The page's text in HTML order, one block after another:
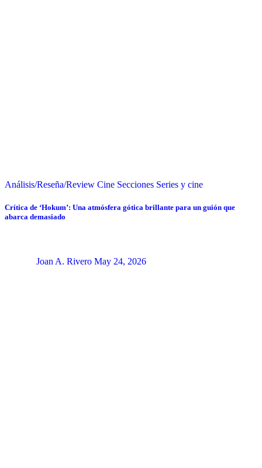
Análisis/Reseña/Review Cine Secciones Series y cine
Crítica de ‘Hokum’: Una atmósfera gótica brillante para un guión que
abarca demasiado
Joan A. Rivero May 24, 2026